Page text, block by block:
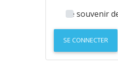
Se souvenir
SE CONNECTER